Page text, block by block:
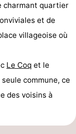
charmant quartier
et de
villageoise où
Le Coq et le
seule commune, ce
des voisins à